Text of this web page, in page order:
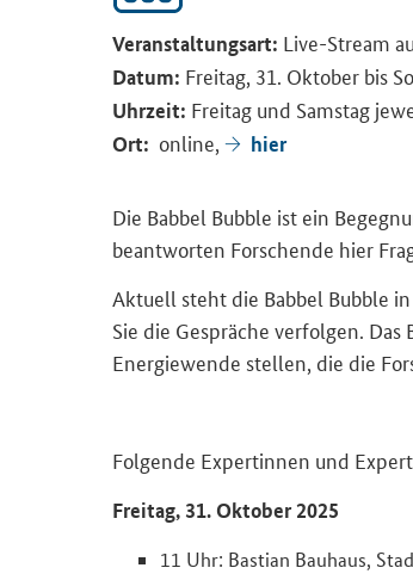
Veranstaltungsart: Live-Stream
Datum: Freitag, 31. Oktober bis
Uhrzeit: Freitag und Samstag
Ort: online, hier
Die Babbel Bubble ist ein
beantworten Forschende hier
Aktuell steht die Babbel Bubble
Sie die Gespräche verfolgen.
Energiewende stellen, die die
Folgende Expertinnen und
Freitag, 31. Oktober 2025
11 Uhr: Bastian Bauhaus,